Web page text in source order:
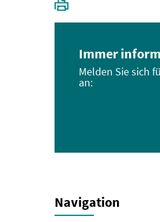
Immer
Melden Sie sich
an:
Navigation